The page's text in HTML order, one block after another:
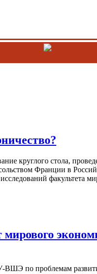
круглого стола,
Франции в
факультета
по проблемам